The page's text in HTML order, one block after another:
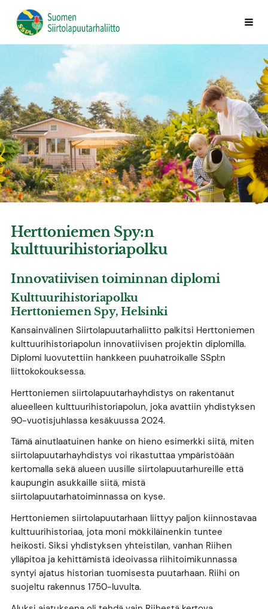
Siirry
sivun
Suomen Siirtolapuutarhaliitto ry
Herttoniemen Spy:n
kulttuurihistoriapolku
Innovatiivisen toiminnan diplomi
Kulttuurihistoriapolku
Herttoniemen Spy, Helsinki
Kansainvälinen Siirtolapuutarhaliitto palkitsi Herttoniemen
kulttuurihistoriapolun innovatiivisen projektin diplomilla.
Diplomi luovutettiin hankkeen puuhatroikalle SSpl:n
liittokokouksessa.
Herttoniemen siirtolapuutarhayhdistys on rakentanut
alueelleen kulttuurihistoriapolun, joka avattiin yhdistyksen
90-vuotisjuhlassa kesäkuussa 2024.
Tämä ainutlaatuinen hanke on hieno esimerkki siitä, miten
siirtolapuutarhayhdistys voi rikastuttaa ympäristöään
kertomalla sekä alueen uusille siirtolapuutarhureille että
kaupungin asukkaille siitä, mistä
siirtolapuutarhatoiminnassa on kyse.
Herttoniemen siirtolapuutarhaan liittyy paljon kiinnostavaa
kulttuurihistoriaa, jota moni mökkiläinenkin tuntee
heikosti. Siksi yhdistyksen yhteistilan, vanhan Riihen
ylläpitoa ja kehittämistä ideoivassa riihitoimikunnassa
syntyi ajatus historian tuomisesta puutarhaan. Riihi on
suojeltu rakennus 1750-luvulta.